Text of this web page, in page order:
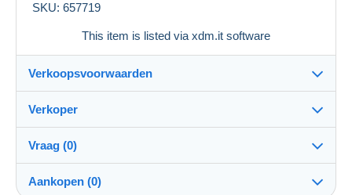
SKU: 657719
This item is listed via xdm.it software
Verkoopsvoorwaarden
Details van de verkoopvoorwaarden
Verzending na betaling binnen 14 dagen
Verkoper
ak_handel_lehenbauer89%(18652x)
PRO
Vraag (0)
Aankopen (0)